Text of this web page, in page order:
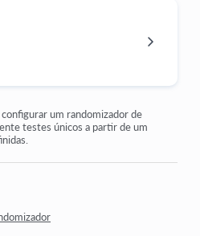
um randomizador de
testes únicos a partir de um